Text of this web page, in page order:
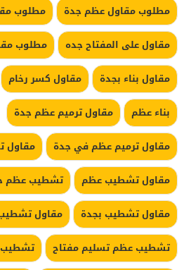
مطلوب مقاول عظم جدة
مطلوب
مقاول على المفتاح جده
مطلوب
مقاول بناء بجدة
مقاول كسر رخام
بناء عظم
مقاول ترميم عظم جدة
مقاول ترميم عظم في جدة
مقاول
مقاول تشطيب عظم
تشطيب عظم
مقاول تشطيب بجدة
مقاول
تشطيب عظم تسليم مفتاح